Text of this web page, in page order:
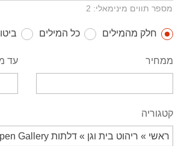
מספר תווים מינימאלי: 2
חלק מהמילים כל המילים
ממחיר עד
קטגוריה